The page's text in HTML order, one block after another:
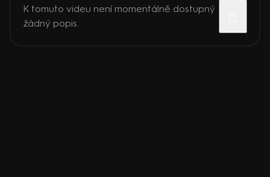
K tomuto videu není momentálně dostupný
žádný popis.